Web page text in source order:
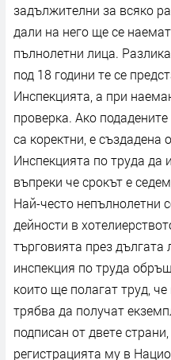
задължителни за всяко
дали на него ще се
пълнолетни лица.
под 18 години те се
Инспекцията, а при
проверка. Ако
са коректни, е създадена
Инспекцията по труда да
въпреки че срокът е
Най-често непълнолетни
дейности в
търговията през дългата
инспекция по труда
които ще полагат труд,
трябва да получат
подписан от двете
регистрацията му в